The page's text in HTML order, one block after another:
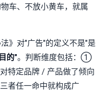
车、不放小黄车，就属
》对"广告"的定义不是"是
的"。判断维度包括：①
特定品牌 / 产品做了倾向
者任一命中就构成广